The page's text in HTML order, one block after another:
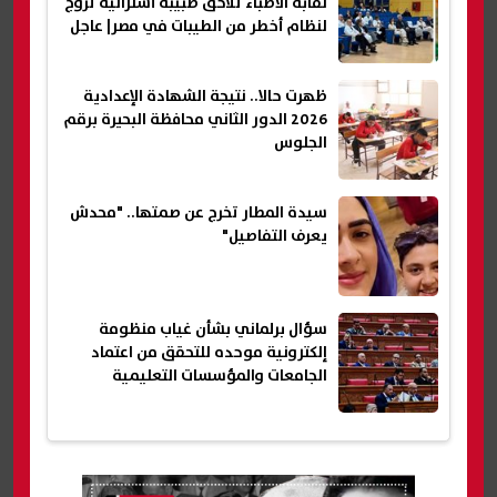
لنظام أخطر من الطيبات في مصر| عاجل
ظهرت حالا.. نتيجة الشهادة الإعدادية
2026 الدور الثاني محافظة البحيرة برقم
الجلوس
سيدة المطار تخرج عن صمتها.. "محدش
يعرف التفاصيل"
سؤال برلماني بشأن غياب منظومة
إلكترونية موحده للتحقق من اعتماد
الجامعات والمؤسسات التعليمية